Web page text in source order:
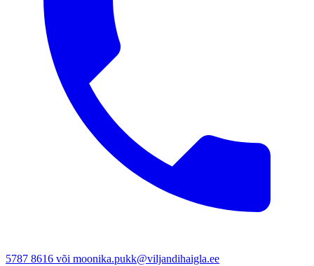
5787 8616 või moonika.pukk@viljandihaigla.ee